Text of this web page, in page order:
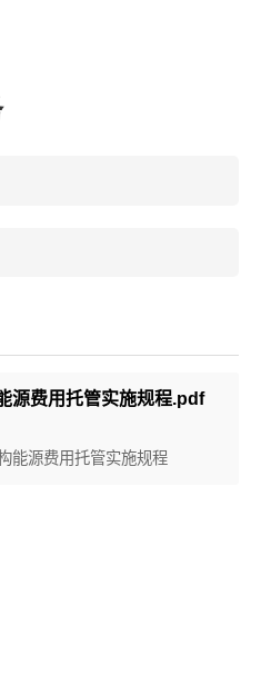
源费用托管实施规程.pdf
能源费用托管实施规程